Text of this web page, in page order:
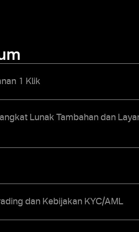
1 Klik
Lunak Tambahan dan
dan Kebijakan KYC/AML